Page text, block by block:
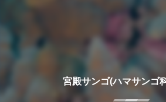
宮殿サンゴ(ハマサンゴ